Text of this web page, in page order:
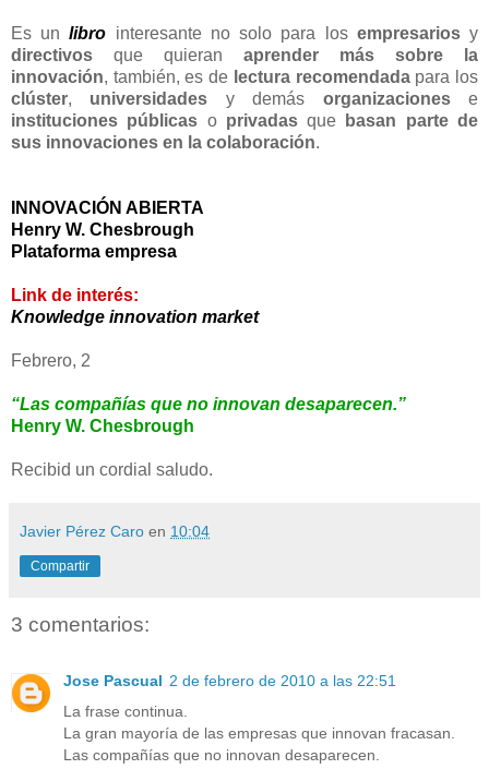
Es unlibro interesante no solo para los empresariosy
directivos que quieran aprender más sobre la
innovación, también, es de lectura recomendadapara los
clúster, universidades y demás organizacionese
instituciones públicas o privadasque basan
parte de
sus innovaciones en la colaboración.
INNOVACIÓN ABIERTA
Henry W. Chesbrough
Plataforma empresa
Link de interés:
Knowledge innovation market
Febrero, 2
“Las compañías que no innovan desaparecen.”
Henry W. Chesbrough
Recibid un cordial saludo.
Javier Pérez Caro en 10:04
Compartir
3 comentarios:
Jose Pascual 2 de febrero de 2010 a las 22:51
La frase continua.
La gran mayoría de las empresas que innovan fracasan.
Las compañías que no innovan desaparecen.